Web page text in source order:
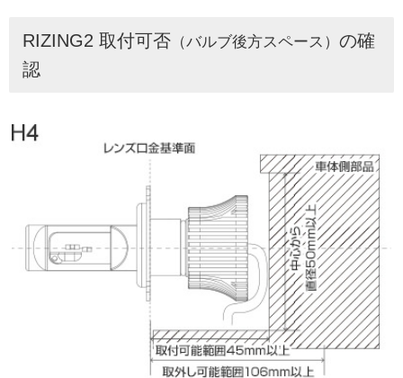
RIZING2 取付可否 （バルブ後方スペース） の確
認